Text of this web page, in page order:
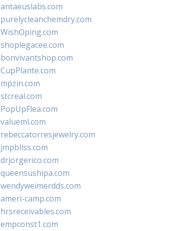
antaeuslabs.com
purelycleanchemdry.com
WishOping.com
shoplegacee.com
bonvivantshop.com
CupPlante.com
mpzin.com
stcreal.com
PopUpFlea.com
valueml.com
rebeccatorresjewelry.com
jmpbliss.com
drjorgerico.com
queensushipa.com
wendyweimerdds.com
ameri-camp.com
hrsreceivables.com
empconst1.com